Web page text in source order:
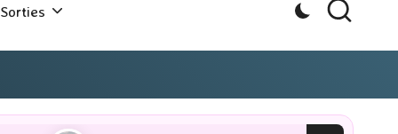
Sorties